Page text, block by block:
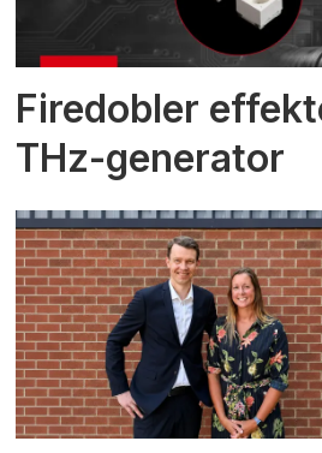
Firedobler
THz-generator